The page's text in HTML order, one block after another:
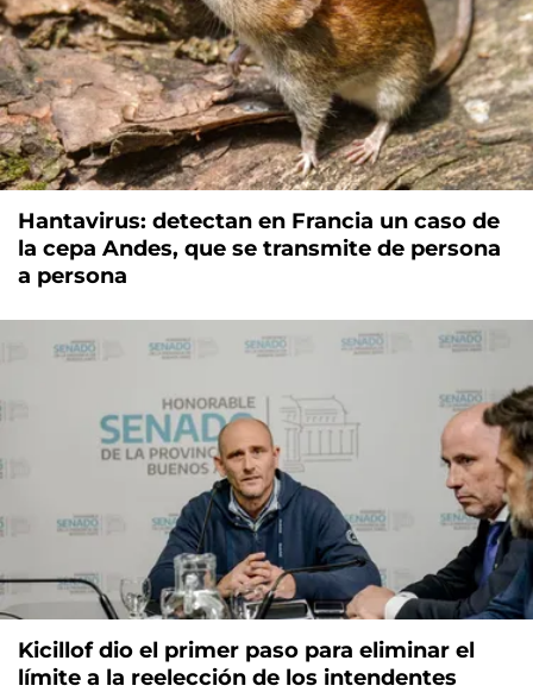
Hantavirus: detectan en Francia un caso de
la cepa Andes, que se transmite de persona
a persona
Kicillof dio el primer paso para eliminar el
límite a la reelección de los intendentes